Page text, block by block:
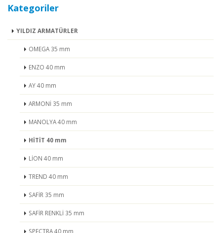
Kategoriler
YILDIZ ARMATÜRLER
OMEGA 35 mm
ENZO 40 mm
AY 40 mm
ARMONİ 35 mm
MANOLYA 40 mm
HİTİT 40 mm
LİON 40 mm
TREND 40 mm
SAFİR 35 mm
SAFİR RENKLİ 35 mm
SPECTRA 40 mm